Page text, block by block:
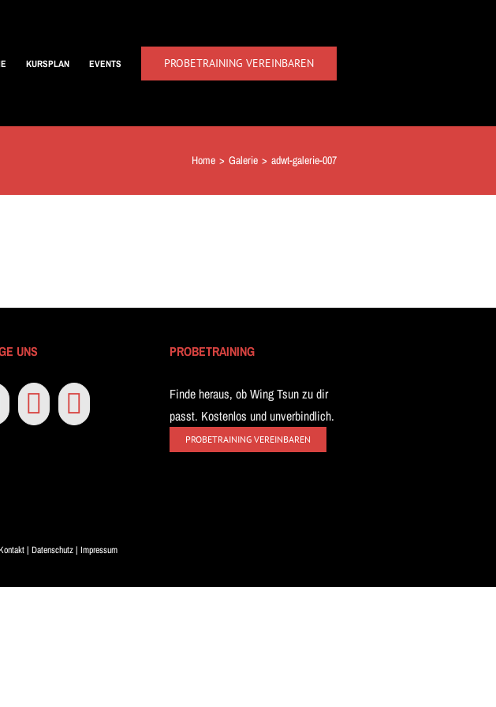
KURSPLAN EVENTS PROBETRAINING VEREINBAREN
Home > Galerie > adwt-galerie-007
UNS PROBETRAINING
Finde heraus, ob Wing Tsun zu dir
passt. Kostenlos und unverbindlich.
PROBETRAINING VEREINBAREN
| Datenschutz| Impressum